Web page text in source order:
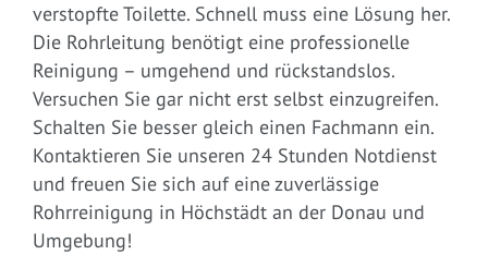
verstopfte Toilette. Schnell muss eine Lösung her.
Die Rohrleitung benötigt eine professionelle
Reinigung – umgehend und rückstandslos.
Versuchen Sie gar nicht erst selbst einzugreifen.
Schalten Sie besser gleich einen Fachmann ein.
Kontaktieren Sie unseren 24 Stunden Notdienst
und freuen Sie sich auf eine zuverlässige
Rohrreinigung in Höchstädt an der Donau und
Umgebung!